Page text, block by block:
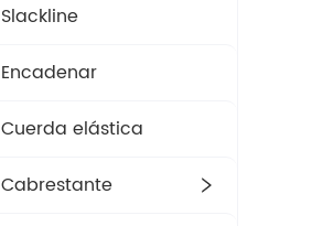
Slackline
Encadenar
Cuerda elástica
Cabrestante